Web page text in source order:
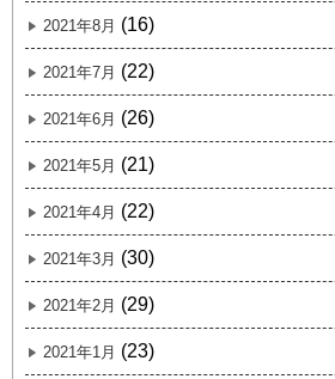
2021年8月 (16)
2021年7月 (22)
2021年6月 (26)
2021年5月 (21)
2021年4月 (22)
2021年3月 (30)
2021年2月 (29)
2021年1月 (23)